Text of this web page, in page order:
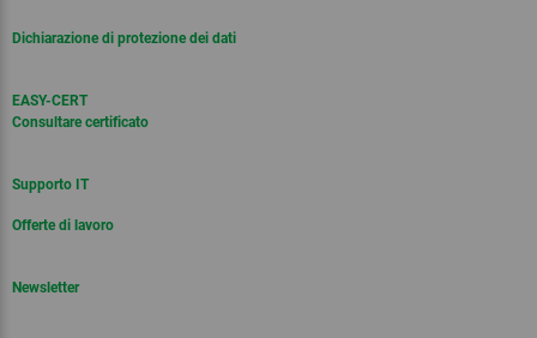
Dichiarazione di protezione dei dati
EASY-CERT
Consultare certificato
Supporto IT
Offerte di lavoro
Newsletter